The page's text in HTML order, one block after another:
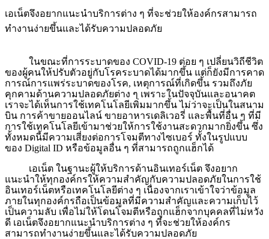
เอเน็ตจึงอยากแนะนำบริการต่าง ๆ ที่จะช่วยให้องค์กรสามารถ
ทำงานง่ายขึ้นและได้รับความปลอดภัย
ในขณะที่การระบาดของ COVID-19 ต่อย ๆ เปลี่ยนวิถีชีวิต
ของผู้คนให้ปรับตัวอยู่กับโรคระบาดได้มากขึ้น แต่ก็ยังมีการคาด
การณ์การแพร่ระบาดของโรค, เหตุการณ์ที่เกิดขึ้น รวมถึงภัย
คุกคามด้านความปลอดภัยต่าง ๆ เพราะในปัจจุบันและอนาคต
เราจะได้เห็นการใช้เทคโนโลยีเพิ่มมากขึ้น ไม่ว่าจะเป็นในสนาม
บิน การค้าขายออนไลน์ ขายอาหารเดลิเวอรี่ และพื้นที่อื่น ๆ ที่มี
การใช้เทคโนโลยีเข้ามาช่วยให้การใช้งานสะดวกมากยิ่งขึ้น ซึ่ง
ทั้งหมดนี้มีความเสี่ยงต่อการโจมตีทางไซเบอร์ ทั้งในรูปแบบ
ของ Digital ID หรือข้อมูลอื่น ๆ ที่สามารถถูกแฮ็กได้
เอเน็ต ในฐานะผู้ให้บริการด้านอินเทอร์เน็ต จึงอยาก
แนะนำให้ทุกองค์กรให้ความสำคัญกับความปลอดภัยในการใช้
อินเทอร์เน็ตหรือเทคโนโลยีต่าง ๆ เนื่องจากเราเข้าใจว่าข้อมูล
ภายในทุกองค์กรถือเป็นข้อมูลที่มีความสำคัญและความเก็บไว้
เป็นความลับ เพื่อไม่ให้โดนโจมตีหรือถูกแฮ็กจากบุคคลที่ไม่หวัง
ดี เอเน็ตจึงอยากแนะนำบริการต่าง ๆ ที่จะช่วยให้องค์กร
สามารถทำงานง่ายขึ้นและได้รับความปลอดภัย